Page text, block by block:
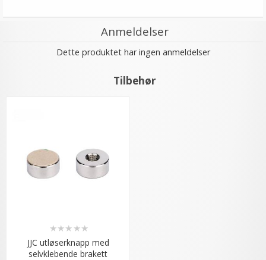
Anmeldelser
Dette produktet har ingen anmeldelser
Tilbehør
JJC utløserknapp med
selvklebende brakett
★★★ ★★